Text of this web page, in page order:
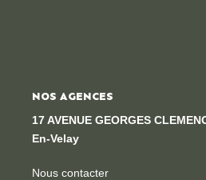
NOS AGENCES
17 AVENUE GEORGES
En-Velay
Nous contacter